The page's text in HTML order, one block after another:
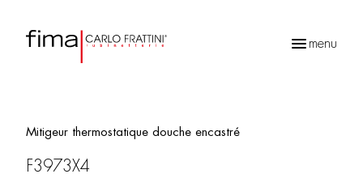
menu
Mitigeur thermostatique douche encastré
F3973X4